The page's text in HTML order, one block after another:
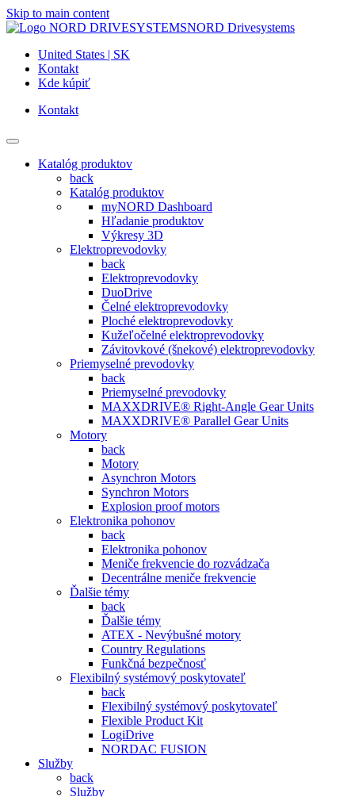
Skip to main content
NORD Drivesystems
United States | SK
Kontakt
Kde kúpiť
Kontakt
Katalóg produktov
back
Katalóg produktov
myNORD Dashboard
Hľadanie produktov
Výkresy 3D
Elektroprevodovky
back
Elektroprevodovky
DuoDrive
Čelné elektroprevodovky
Ploché elektroprevodovky
Kužeľočelné elektroprevodovky
Závitovkové (šnekové) elektroprevodovky
Priemyselné prevodovky
back
Priemyselné prevodovky
MAXXDRIVE® Right-Angle Gear Units
MAXXDRIVE® Parallel Gear Units
Motory
back
Motory
Asynchron Motors
Synchron Motors
Explosion proof motors
Elektronika pohonov
back
Elektronika pohonov
Meniče frekvencie do rozvádzača
Decentrálne meniče frekvencie
Ďalšie témy
back
Ďalšie témy
ATEX - Nevýbušné motory
Country Regulations
Funkčná bezpečnosť
Flexibilný systémový poskytovateľ
back
Flexibilný systémový poskytovateľ
Flexible Product Kit
LogiDrive
NORDAC FUSION
Služby
back
Služby